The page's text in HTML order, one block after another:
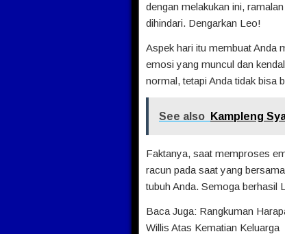
dengan melakukan ini,
dihindari. Dengarkan Leo!
Aspek hari itu membuat Anda
emosi yang muncul dan
normal, tetapi Anda tidak bisa
See also Kampleng
Faktanya, saat memproses
racun pada saat yang
tubuh Anda. Semoga berhasil
Baca Juga: Rangkuman
Willis Atas Kematian Keluarga